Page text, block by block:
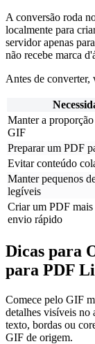
A conversão roda
localmente para
servidor apenas
não recebe marca
Antes de converter,
Manter a
GIF
Preparar um PDF
Evitar conteúdo
Manter pequenos
legíveis
Criar um PDF mais
envio rápido
Dicas para
para PDF
Comece pelo GIF
detalhes visíveis no
texto, bordas ou
GIF de origem.